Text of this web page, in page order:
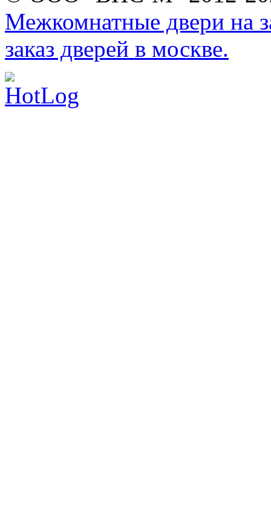
Межкомнатные двери на
заказ дверей в москве.